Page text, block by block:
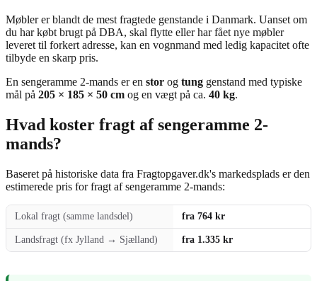
Møbler er blandt de mest fragtede genstande i Danmark. Uanset om
du har købt brugt på DBA, skal flytte eller har fået nye møbler
leveret til forkert adresse, kan en vognmand med ledig kapacitet ofte
tilbyde en skarp pris.
En sengeramme 2-mands er en stor og tung genstand med typiske
mål på 205 × 185 × 50 cm og en vægt på ca. 40 kg.
Hvad koster fragt af sengeramme 2-
mands?
Baseret på historiske data fra Fragtopgaver.dk's markedsplads er den
estimerede pris for fragt af sengeramme 2-mands:
Lokal fragt (samme landsdel) fra 764 kr
Landsfragt (fx Jylland → Sjælland) fra 1.335 kr